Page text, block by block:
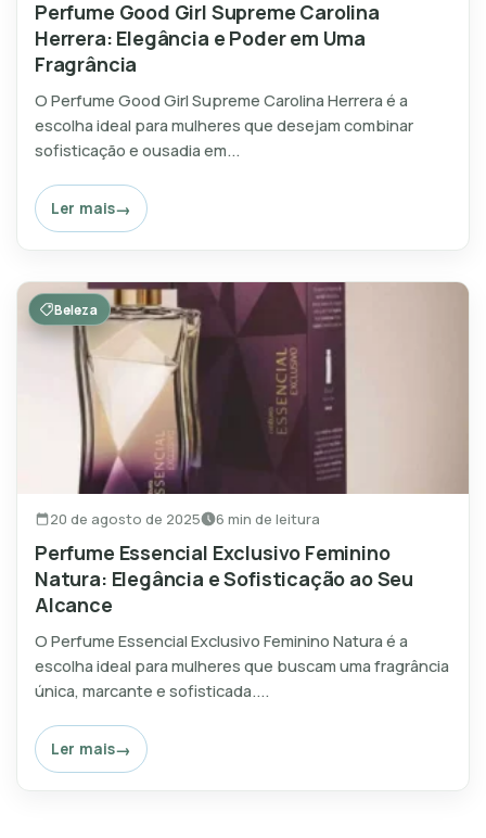
Perfume Good Girl Supreme Carolina
Herrera: Elegância e Poder em Uma
Fragrância
O Perfume Good Girl Supreme Carolina Herrera é a
escolha ideal para mulheres que desejam combinar
sofisticação e ousadia em...
Ler mais
Beleza
20 de agosto de 2025 6 min de leitura
Perfume Essencial Exclusivo Feminino
Natura: Elegância e Sofisticação ao Seu
Alcance
O Perfume Essencial Exclusivo Feminino Natura é a
escolha ideal para mulheres que buscam uma fragrância
única, marcante e sofisticada....
Ler mais